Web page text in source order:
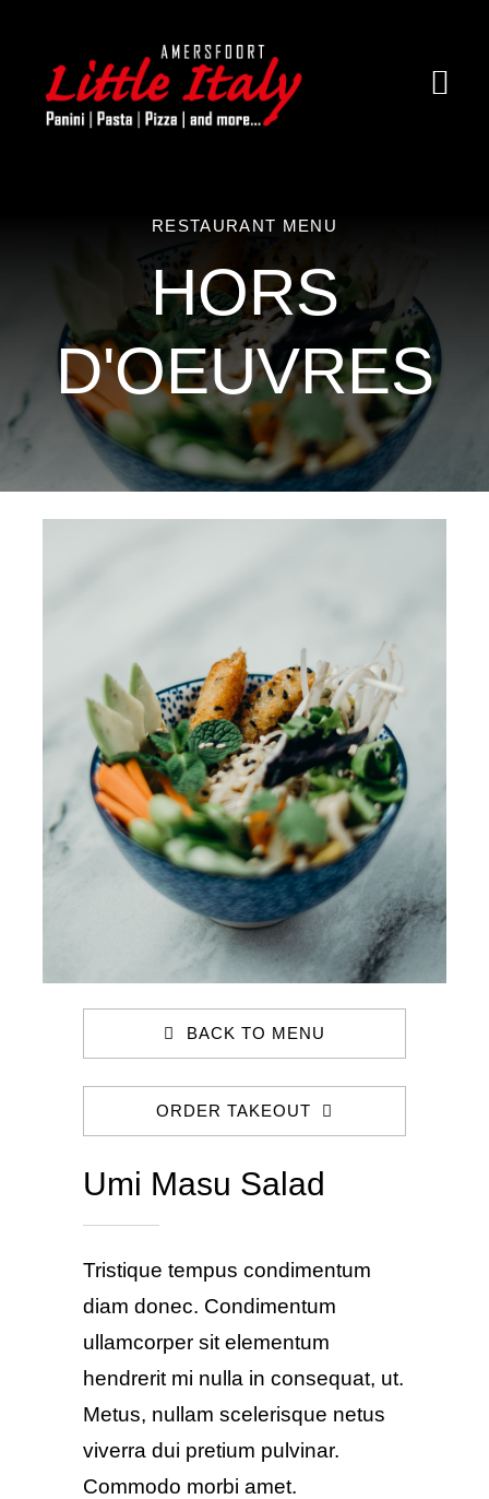
inhoud
Contact
RESTAURANT MENU
HORS
D'OEUVRES
BACK TO MENU
ORDER TAKEOUT
Umi Masu Salad
Tristique tempus condimentum
diam donec. Condimentum
ullamcorper sit elementum
hendrerit mi nulla in consequat, ut.
Metus, nullam scelerisque netus
viverra dui pretium pulvinar.
Commodo morbi amet.